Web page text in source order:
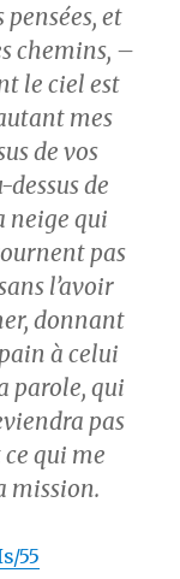
pensées, et
chemins, –
le ciel est
mes
de vos
dessus de
neige qui
pas
l’avoir
donnant
à celui
parole, qui
pas
qui me
mission.
55